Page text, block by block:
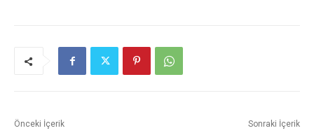
Önceki İçerik Sonraki İçerik